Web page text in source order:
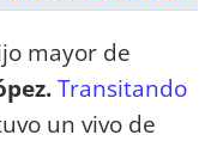
mayor de
Transitando
un vivo de